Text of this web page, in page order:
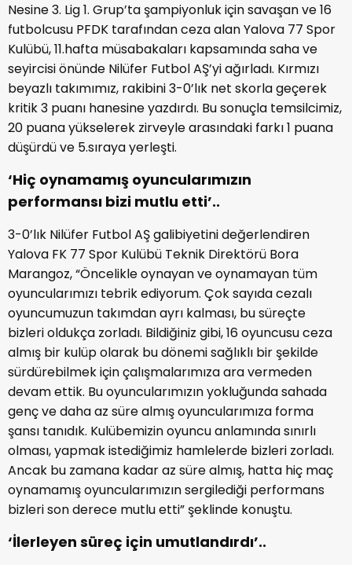
Nesine 3. Lig 1. Grup’ta şampiyonluk için savaşan ve 16
futbolcusu PFDK tarafından ceza alan Yalova 77 Spor
Kulübü, 11.hafta müsabakaları kapsamında saha ve
seyircisi önünde Nilüfer Futbol AŞ’yi ağırladı. Kırmızı
beyazlı takımımız, rakibini 3-0’lık net skorla geçerek
kritik 3 puanı hanesine yazdırdı. Bu sonuçla temsilcimiz,
20 puana yükselerek zirveyle arasındaki farkı 1 puana
düşürdü ve 5.sıraya yerleşti.
‘Hiç oynamamış oyuncularımızın
performansı bizi mutlu etti’..
3-0’lık Nilüfer Futbol AŞ galibiyetini değerlendiren
Yalova FK 77 Spor Kulübü Teknik Direktörü Bora
Marangoz, “Öncelikle oynayan ve oynamayan tüm
oyuncularımızı tebrik ediyorum. Çok sayıda cezalı
oyuncumuzun takımdan ayrı kalması, bu süreçte
bizleri oldukça zorladı. Bildiğiniz gibi, 16 oyuncusu ceza
almış bir kulüp olarak bu dönemi sağlıklı bir şekilde
sürdürebilmek için çalışmalarımıza ara vermeden
devam ettik. Bu oyuncularımızın yokluğunda sahada
genç ve daha az süre almış oyuncularımıza forma
şansı tanıdık. Kulübemizin oyuncu anlamında sınırlı
olması, yapmak istediğimiz hamlelerde bizleri zorladı.
Ancak bu zamana kadar az süre almış, hatta hiç maç
oynamamış oyuncularımızın sergilediği performans
bizleri son derece mutlu etti” şeklinde konuştu.
‘İlerleyen süreç için umutlandırdı’..